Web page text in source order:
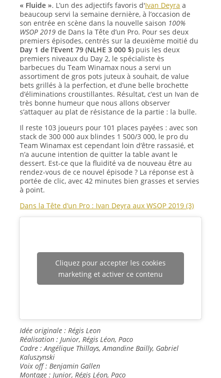
« Fluide ». L’un des adjectifs favoris d'Ivan Deyra a
beaucoup servi la semaine dernière, à l’occasion de
son entrée en scène dans la nouvelle saison 100%
WSOP 2019 de Dans la Tête d’un Pro. Pour ses deux
premiers épisodes, centrés sur la deuxième moitié du
Day 1 de l’Event 79 (NLHE 3 000 $) puis les deux
premiers niveaux du Day 2, le spécialiste ès
barbecues du Team Winamax nous a servi un
assortiment de gros pots juteux à souhait, de value
bets grillés à la perfection, et d’une belle brochette
d’éliminations croustillantes. Résultat, c’est un Ivan de
très bonne humeur que nous allons observer
s’attaquer au plat de résistance de la partie : la bulle.
Il reste 103 joueurs pour 101 places payées : avec son
stack de 300 000 aux blindes 1 500/3 000, le pro du
Team Winamax est cependant loin d’être rassasié, et
n’a aucune intention de quitter la table avant le
dessert. Est-ce que la fluidité va de nouveau être au
rendez-vous de ce nouvel épisode ? La réponse est à
portée de clic, avec 42 minutes bien grasses et servies
à point.
Dans la Tête d’un Pro : Ivan Deyra aux WSOP 2019 (3)
Cliquez pour accepter les cookies
marketing et activer ce contenu
Idée originale : Régis Leon
Réalisation : Junior, Régis Léon, Paco
Cadre : Angélique Thillays, Amandine Bailly, Gabriel
Kaluszynski
Voix off : Benjamin Gallen
Montage : Junior, Régis Léon, Paco